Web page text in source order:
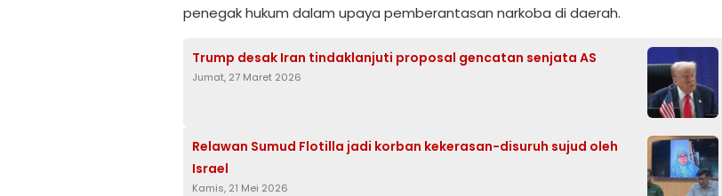
penegak hukum dalam upaya pemberantasan narkoba di daerah.
Trump desak Iran tindaklanjuti proposal gencatan senjata AS
Jumat, 27 Maret 2026
Relawan Sumud Flotilla jadi korban kekerasan-disuruh sujud oleh
Israel
Kamis, 21 Mei 2026